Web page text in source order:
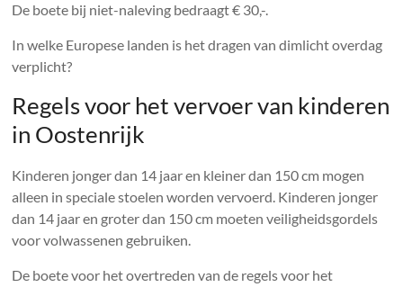
De boete bij niet-naleving bedraagt ​​€ 30,-.
In welke Europese landen is het dragen van dimlicht overdag
verplicht?
Regels voor het vervoer van kinderen
in Oostenrijk
Kinderen jonger dan 14 jaar en kleiner dan 150 cm mogen
alleen in speciale stoelen worden vervoerd. Kinderen jonger
dan 14 jaar en groter dan 150 cm moeten veiligheidsgordels
voor volwassenen gebruiken.
De boete voor het overtreden van de regels voor het